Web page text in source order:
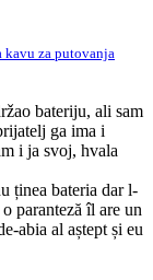
kavu za putovanja
bateriju, ali sam
ga ima i
i ja svoj, hvala
ținea bateria dar l-
paranteză îl are un
abia al aștept și eu